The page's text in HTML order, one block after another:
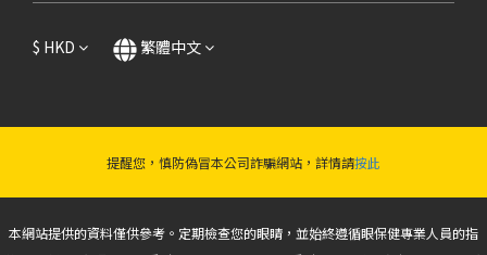
$ HKD 繁體中文
提醒您，慎防偽冒本公司詐騙網站，詳情請按此
本網站提供的資料僅供參考。定期檢查您的眼睛，並始終遵循眼保健專業人員的指